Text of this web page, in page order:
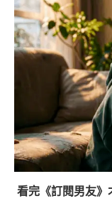
看完《訂閱男友》